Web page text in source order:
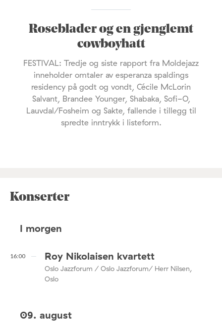
Roseblader og en gjenglemt
cowboyhatt
FESTIVAL: Tredje og siste rapport fra Moldejazz
inneholder omtaler av esperanza spaldings
residency på godt og vondt, Cécile McLorin
Salvant, Brandee Younger, Shabaka, Sofi-O,
Lauvdal/Fosheim og Sakte, fallende i tillegg til
spredte inntrykk i listeform.
Konserter
I morgen
16:00 Roy Nikolaisen kvartett
Oslo Jazzforum / Oslo Jazzforum/ Herr Nilsen,
Oslo
09. august